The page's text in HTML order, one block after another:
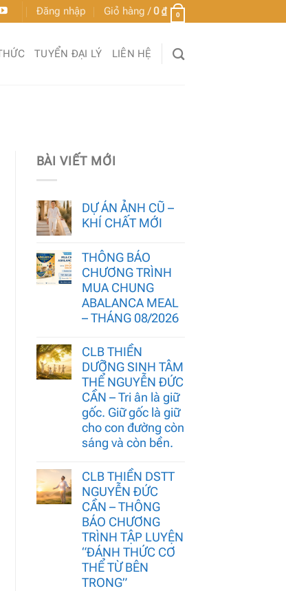
Đăng nhập Giỏ hàng /0₫ 0
TUYỂN ĐẠI LÝ LIÊN HỆ
BÀI VIẾT MỚI
DỰ ÁN ẢNH CŨ –
KHÍ CHẤT MỚI
THÔNG BÁO
CHƯƠNG TRÌNH
MUA CHUNG
ABALANCA MEAL
– THÁNG 08/2026
CLB THIỀN
DƯỠNG SINH TÂM
THỂ NGUYỄN ĐỨC
CẦN – Tri ân là giữ
gốc. Giữ gốc là giữ
cho con đường còn
sáng và còn bền.
CLB THIỀN DSTT
NGUYỄN ĐỨC
CẦN – THÔNG
BÁO CHƯƠNG
TRÌNH TẬP LUYỆN
“ĐÁNH THỨC CƠ
THỂ TỪ BÊN
TRONG”